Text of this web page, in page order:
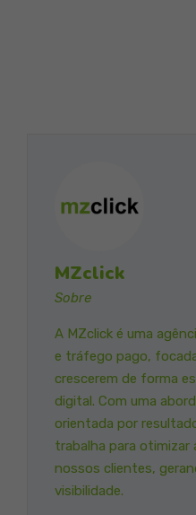
MZclick
Sobre
A MZclick é uma
e tráfego pago,
crescerem de forma
digital. Com uma
orientada por
trabalha para otimizar
nossos clientes,
visibilidade.